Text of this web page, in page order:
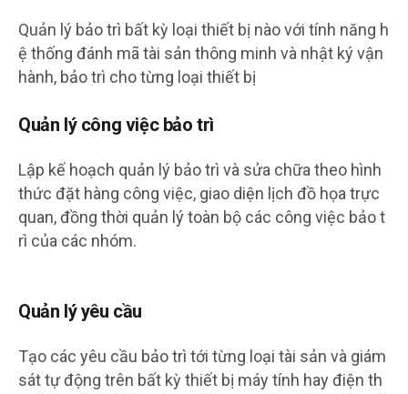
Quản lý bảo trì bất kỳ loại thiết bị nào với tính năng h
ệ thống đánh mã tài sản thông minh và nhật ký vận
hành, bảo trì cho từng loại thiết bị
Quản lý công việc bảo trì
Lập kế hoạch quản lý bảo trì và sửa chữa theo hình
thức đặt hàng công việc, giao diện lịch đồ họa trực
quan, đồng thời quản lý toàn bộ các công việc bảo t
rì của các nhóm.
Quản lý yêu cầu
Tạo các yêu cầu bảo trì tới từng loại tài sản và giám
sát tự động trên bất kỳ thiết bị máy tính hay điện th